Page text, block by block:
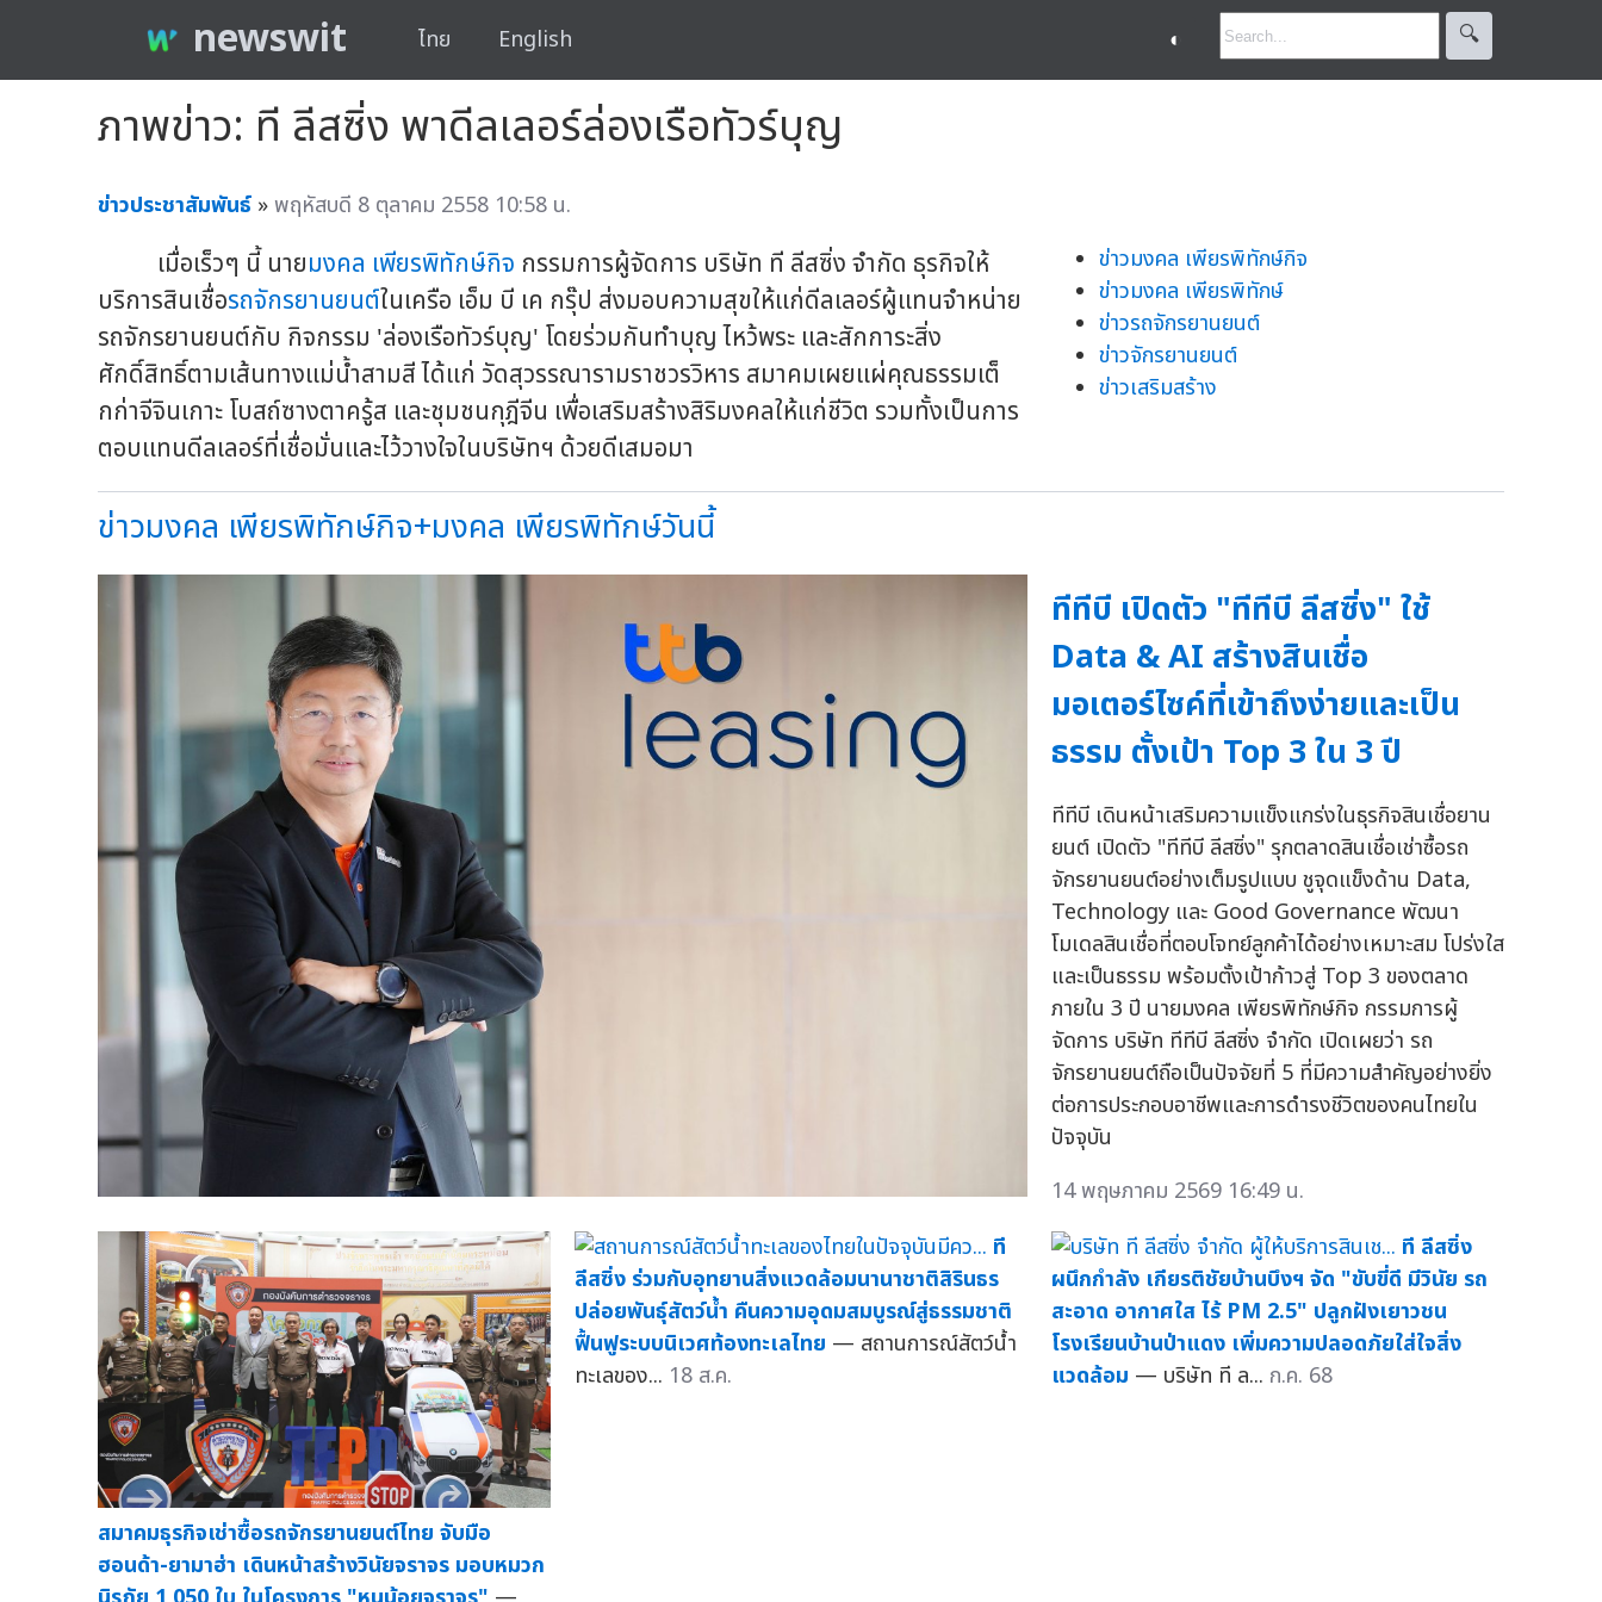
newswit ไทย English ◐ 🔍︎
ภาพข่าว: ที ลีสซิ่ง พาดีลเลอร์ล่องเรือทัวร์บุญ
ข่าวประชาสัมพันธ์ »พฤหัสบดี 8 ตุลาคม 2558 10:58 น.
เมื่อเร็วๆ นี้ นายมงคล เพียรพิทักษ์กิจ กรรมการผู้จัดการ บริษัท ที ลีสซิ่ง จำกัด ธุรกิจให้
บริการสินเชื่อรถจักรยานยนต์ในเครือ เอ็ม บี เค กรุ๊ป ส่งมอบความสุขให้แก่ดีลเลอร์ผู้แทนจำหน่าย
รถจักรยานยนต์กับ กิจกรรม 'ล่องเรือทัวร์บุญ' โดยร่วมกันทำบุญ ไหว้พระ และสักการะสิ่ง
ศักดิ์สิทธิ์ตามเส้นทางแม่น้ำสามสี ได้แก่ วัดสุวรรณารามราชวรวิหาร สมาคมเผยแผ่คุณธรรมเต็
กก่าจีจินเกาะ โบสถ์ซางตาครู้ส และชุมชนกุฎีจีน เพื่อเสริมสร้างสิริมงคลให้แก่ชีวิต รวมทั้งเป็นการ
ตอบแทนดีลเลอร์ที่เชื่อมั่นและไว้วางใจในบริษัทฯ ด้วยดีเสมอมา
ข่าวมงคล เพียรพิทักษ์กิจ
ข่าวมงคล เพียรพิทักษ์
ข่าวรถจักรยานยนต์
ข่าวจักรยานยนต์
ข่าวเสริมสร้าง
ข่าวมงคล เพียรพิทักษ์กิจ+มงคล เพียรพิทักษ์วันนี้
ทีทีบี เปิดตัว "ทีทีบี ลีสซิ่ง" ใช้
Data & AI สร้างสินเชื่อ
มอเตอร์ไซค์ที่เข้าถึงง่ายและเป็น
ธรรม ตั้งเป้า Top 3 ใน 3 ปี
ทีทีบี เดินหน้าเสริมความแข็งแกร่งในธุรกิจสินเชื่อยาน
ยนต์ เปิดตัว "ทีทีบี ลีสซิ่ง" รุกตลาดสินเชื่อเช่าซื้อรถ
จักรยานยนต์อย่างเต็มรูปแบบ ชูจุดแข็งด้าน Data,
Technology และ Good Governance พัฒนา
โมเดลสินเชื่อที่ตอบโจทย์ลูกค้าได้อย่างเหมาะสม โปร่งใส
และเป็นธรรม พร้อมตั้งเป้าก้าวสู่ Top 3 ของตลาด
ภายใน 3 ปี นายมงคล เพียรพิทักษ์กิจ กรรมการผู้
จัดการ บริษัท ทีทีบี ลีสซิ่ง จำกัด เปิดเผยว่า รถ
จักรยานยนต์ถือเป็นปัจจัยที่ 5 ที่มีความสำคัญอย่างยิ่ง
ต่อการประกอบอาชีพและการดำรงชีวิตของคนไทยใน
ปัจจุบัน
14 พฤษภาคม 2569 16:49 น.
สมาคมธุรกิจเช่าซื้อรถจักรยานยนต์ไทย จับมือ
ฮอนด้า-ยามาฮ่า เดินหน้าสร้างวินัยจราจร มอบหมวก
ที
ลีสซิ่ง ร่วมกับอุทยานสิ่งแวดล้อมนานาชาติสิรินธร
ปล่อยพันธุ์สัตว์น้ำ คืนความอุดมสมบูรณ์สู่ธรรมชาติ
ฟื้นฟูระบบนิเวศท้องทะเลไทย — สถานการณ์สัตว์น้ำ
ทะเลของ... 18 ส.ค.
ที ลีสซิ่ง
ผนึกกำลัง เกียรติชัยบ้านบึงฯ จัด "ขับขี่ดี มีวินัย รถ
สะอาด อากาศใส ไร้ PM 2.5" ปลูกฝังเยาวชน
โรงเรียนบ้านป่าแดง เพิ่มความปลอดภัยใส่ใจสิ่ง
แวดล้อม — บริษัท ที ล... ก.ค. 68